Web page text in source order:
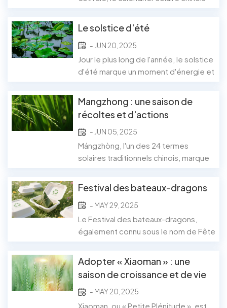
(小暑), un doux signal annonçant les
jours les plus chauds de l'année.
Tombant début juillet, la Petite Chaleur
représente bien plus qu'un simple
changement de saison. Elle reflète
Le solstice d'été
- JUN 20, 2025
Jour le plus long de l'année, le solstice
d'été marque un moment d'énergie et
alentours du 21 juin dans l'hémisphère
nord, il symbolise l'apogée de
l'ensoleillement et un lien profond
avec les rythmes saisonniers. Partout
dans le monde, les cultures célèbrent
ce...
Mangzhong : une saison de
récoltes et d'actions
écologiques
- JUN 05, 2025
Mángzhòng, l'un des 24 termes
solaires traditionnels chinois, marque
période où les cultures comme le blé
et l'orge mûrissent et où les
agriculteurs commencent leurs
récoltes. Cette période, qui tombe
généralement début juin, symbolise
Festival des bateaux-dragons
- MAY 29, 2025
Le Festival des bateaux-dragons,
également connu sous le nom de Fête
chinoise très appréciée, célébrée le
cinquième jour du cinquième mois
lunaire. Les familles se réunissent pour
honorer les anciennes coutumes et
déguster de délicieux plats. zongzi
Adopter « Xiaoman » : une
saison de croissance et de vie
durable
- MAY 20, 2025
Xiaoman, ou « Petite Plénitude », est